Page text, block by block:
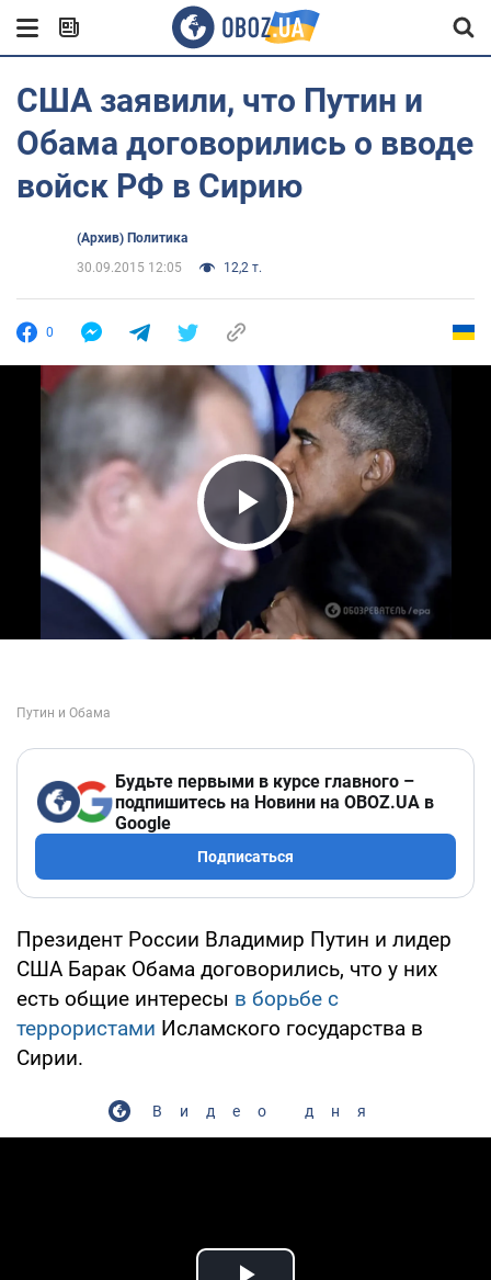
США заявили, что Путин и
Обама договорились о вводе
войск РФ в Сирию
(Архив) Политика
30.09.2015 12:05
12,2 т.
0
Play Video
Будьте первыми в курсе главного –
подпишитесь на Новини на OBOZ.UA в
Google
Подписаться
Президент России Владимир Путин и лидер
США Барак Обама договорились, что у них
есть общие интересы в борьбе с
террористами Исламского государства в
Сирии.
Видео дня